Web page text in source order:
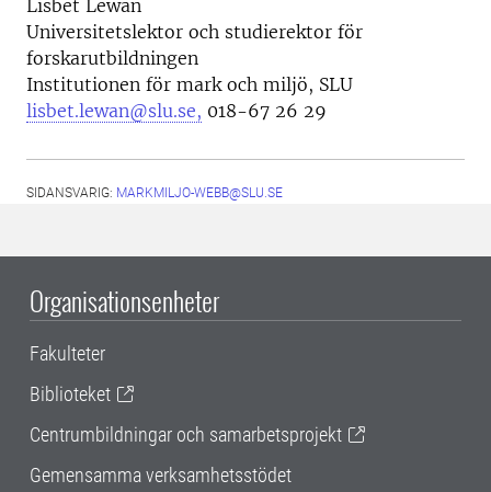
Lisbet Lewan
Universitetslektor och studierektor för
forskarutbildningen
Institutionen för mark och miljö, SLU
lisbet.lewan@slu.se, 018-67 26 29
SIDANSVARIG: MARKMILJO-WEBB@SLU.SE
Organisationsenheter
Fakulteter
Biblioteket
Centrumbildningar och samarbetsprojekt
Gemensamma verksamhetsstödet